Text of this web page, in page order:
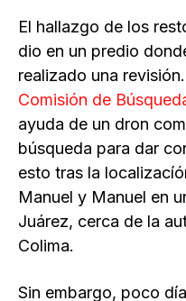
El hallazgo de los
dio en un predio
realizado una
Comisión de
ayuda de un dron
búsqueda para dar
esto tras la
Manuel y Manuel en
Juárez, cerca de la
Colima.
Sin embargo, poco